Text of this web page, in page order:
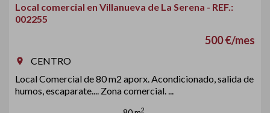
Local comercial en Villanueva de La Serena - REF.:
002255
500 €/mes
room
CENTRO
Local Comercial de 80 m2 aporx. Acondicionado, salida de
humos, escaparate.... Zona comercial. ...
2